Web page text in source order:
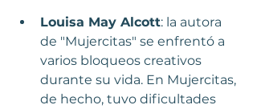
Louisa May Alcott: la autora
de "Mujercitas" se enfrentó a
varios bloqueos creativos
durante su vida. En Mujercitas,
de hecho, tuvo dificultades